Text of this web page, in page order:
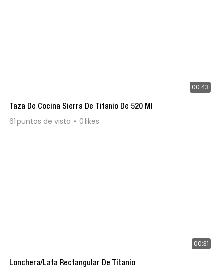
00:43
Taza De Cocina Sierra De Titanio De 520 Ml
61puntos de vista 0likes
00:31
Lonchera/lata Rectangular De Titanio